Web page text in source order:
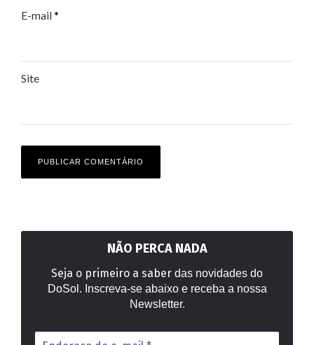
E-mail*
Site
NÃO PERCA NADA
Seja o primeiro a saber das novidades do
DoSol. Inscreva-se abaixo e receba a nossa
Newsletter.
Endereço